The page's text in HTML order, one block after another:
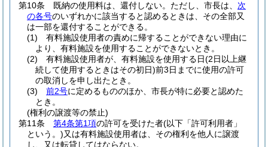
第10条
既納の使用料は、還付しない。 ただし、市長は、 次
の各号のいずれかに該当すると認めるときは、その全部又
は一部を還付することができる。
(1)
有料施設使用者の責めに帰することができない理由に
より、有料施設を使用することができないとき。
(2)
有料施設使用者が、有料施設を使用する日(2日以上継
続して使用するときはその初日)前3日までに使用の許可
の取消しを申し出たとき。
(3)
前2号に定めるもののほか、市長が特に必要と認めた
とき。
(権利の譲渡等の禁止)
第11条
第4条第1項の許可を受けた者(以下「許可利用者」
という。)又は有料施設使用者は、その権利を他人に譲渡
し、又は転貸してはならない。